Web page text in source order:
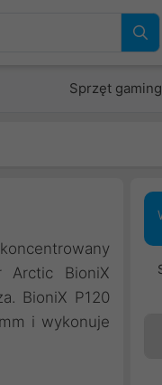
Sprzęt
Arctic BioniX
BioniX P120
i wykonuje